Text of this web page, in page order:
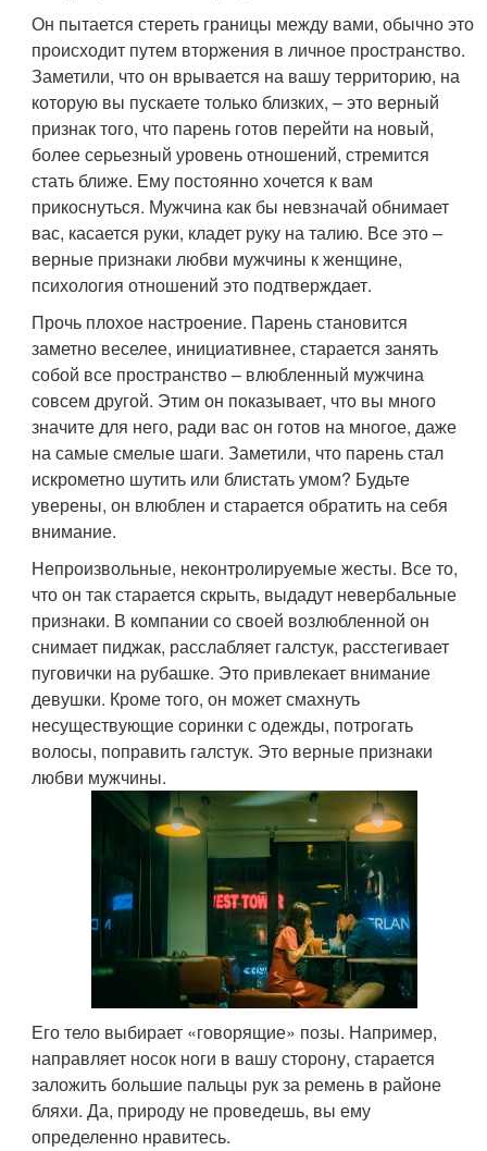
Он пытается стереть границы между вами, обычно это
происходит путем вторжения в личное пространство.
Заметили, что он врывается на вашу территорию, на
которую вы пускаете только близких, – это верный
признак того, что парень готов перейти на новый,
более серьезный уровень отношений, стремится
стать ближе. Ему постоянно хочется к вам
прикоснуться. Мужчина как бы невзначай обнимает
вас, касается руки, кладет руку на талию. Все это –
верные признаки любви мужчины к женщине,
психология отношений это подтверждает.
Прочь плохое настроение. Парень становится
заметно веселее, инициативнее, старается занять
собой все пространство – влюбленный мужчина
совсем другой. Этим он показывает, что вы много
значите для него, ради вас он готов на многое, даже
на самые смелые шаги. Заметили, что парень стал
искрометно шутить или блистать умом? Будьте
уверены, он влюблен и старается обратить на себя
внимание.
Непроизвольные, неконтролируемые жесты. Все то,
что он так старается скрыть, выдадут невербальные
признаки. В компании со своей возлюбленной он
снимает пиджак, расслабляет галстук, расстегивает
пуговички на рубашке. Это привлекает внимание
девушки. Кроме того, он может смахнуть
несуществующие соринки с одежды, потрогать
волосы, поправить галстук. Это верные признаки
любви мужчины.
Его тело выбирает «говорящие» позы. Например,
направляет носок ноги в вашу сторону, старается
заложить большие пальцы рук за ремень в районе
бляхи. Да, природу не проведешь, вы ему
определенно нравитесь.